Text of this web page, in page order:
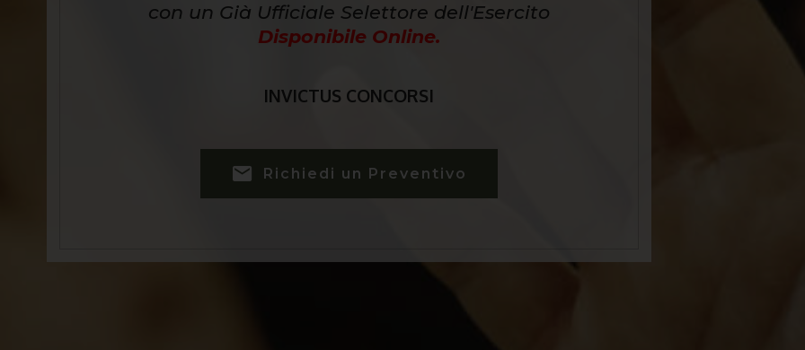
con un Già Ufficiale Selettore dell'Esercito
Disponibile Online.
INVICTUS CONCORSI
Richiedi un Preventivo